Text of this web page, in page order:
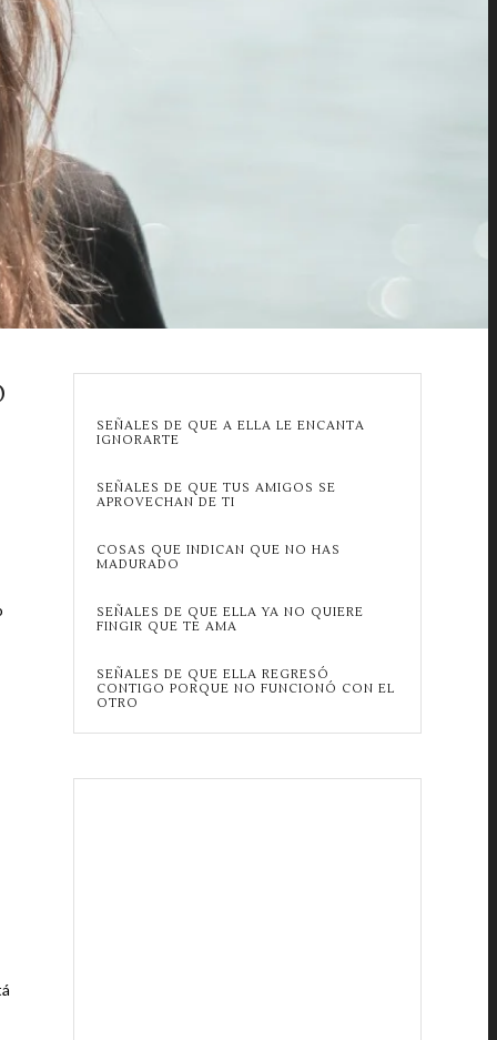
SEÑALES DE QUE A ELLA LE ENCANTA
IGNORARTE
SEÑALES DE QUE TUS AMIGOS SE
APROVECHAN DE TI
COSAS QUE INDICAN QUE NO HAS
MADURADO
SEÑALES DE QUE ELLA YA NO QUIERE
FINGIR QUE TE AMA
SEÑALES DE QUE ELLA REGRESÓ
CONTIGO PORQUE NO FUNCIONÓ CON EL
OTRO